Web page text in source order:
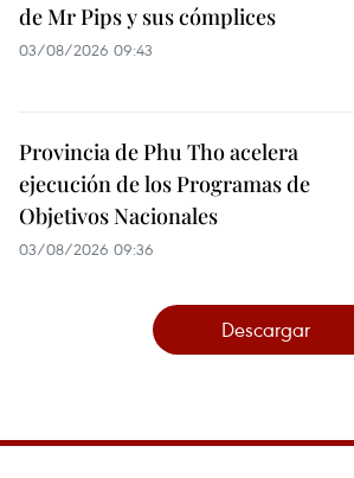
de Mr Pips y sus cómplices
03/08/2026 09:43
Provincia de Phu Tho acelera
ejecución de los Programas de
Objetivos Nacionales
03/08/2026 09:36
Descargar